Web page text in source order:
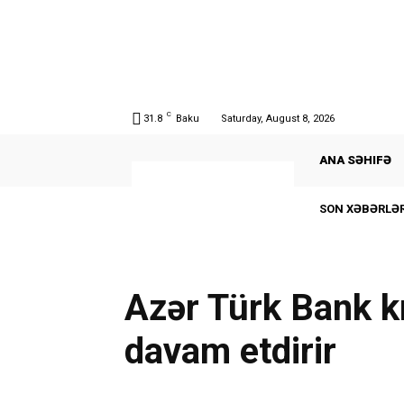
31.8 C Baku Saturday, August 8, 2026
ANA SƏHIFƏ
SON
Azər Türk Bank
davam etdirir